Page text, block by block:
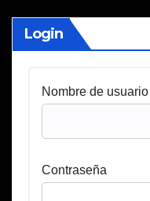
Login
Nombre de usuario
Contraseña